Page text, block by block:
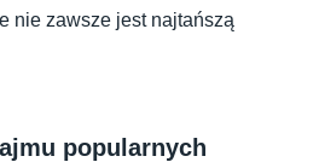
nie zawsze jest najtańszą
popularnych